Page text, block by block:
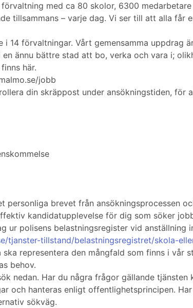
med ca 80 skolor, 6300
tillsammans – varje dag. Vi ser till att alla får
i 14 förvaltningar. Vårt gemensamma uppdrag
ännu bättre stad att bo, verka och vara i;
här.
jobb
din skräppost under ansökningstiden, för
brevet från ansökningsprocessen
kandidatupplevelse för dig som söker
ur polisens belastningsregister vid
tjanster-tillstand/belastningsregistret/skola-
representera den mångfald som finns i
behov.
nedan. Har du några frågor gällande
och hanteras enligt offentlighetsprincipen.
sökväg.